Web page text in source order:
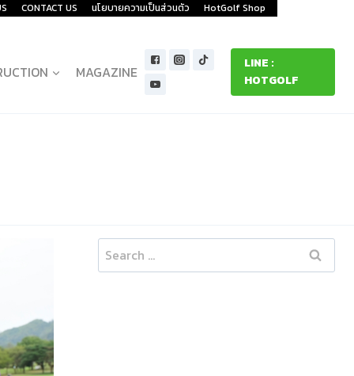
CONTACT US นโยบายความเป็นส่วนตัว HotGolf Shop
MAGAZINE
LINE :
HOTGOLF
Search
for: